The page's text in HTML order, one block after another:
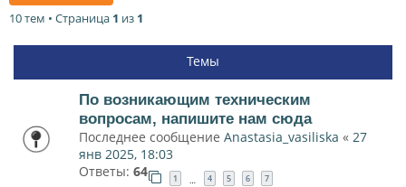
10 тем • Страница 1 из 1
Темы
По возникающим техническим
вопросам, напишите нам сюда
Последнее сообщение Anastasia_vasiliska « 27
янв 2025, 18:03
Ответы: 64 1 … 4 5 6 7